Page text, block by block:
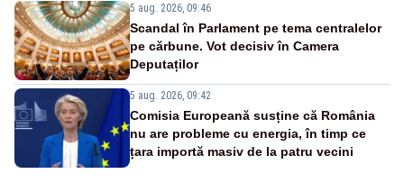
5 aug. 2026, 09:46
Scandal în Parlament pe tema centralelor
pe cărbune. Vot decisiv în Camera
Deputaților
5 aug. 2026, 09:42
Comisia Europeană susține că România
nu are probleme cu energia, în timp ce
țara importă masiv de la patru vecini